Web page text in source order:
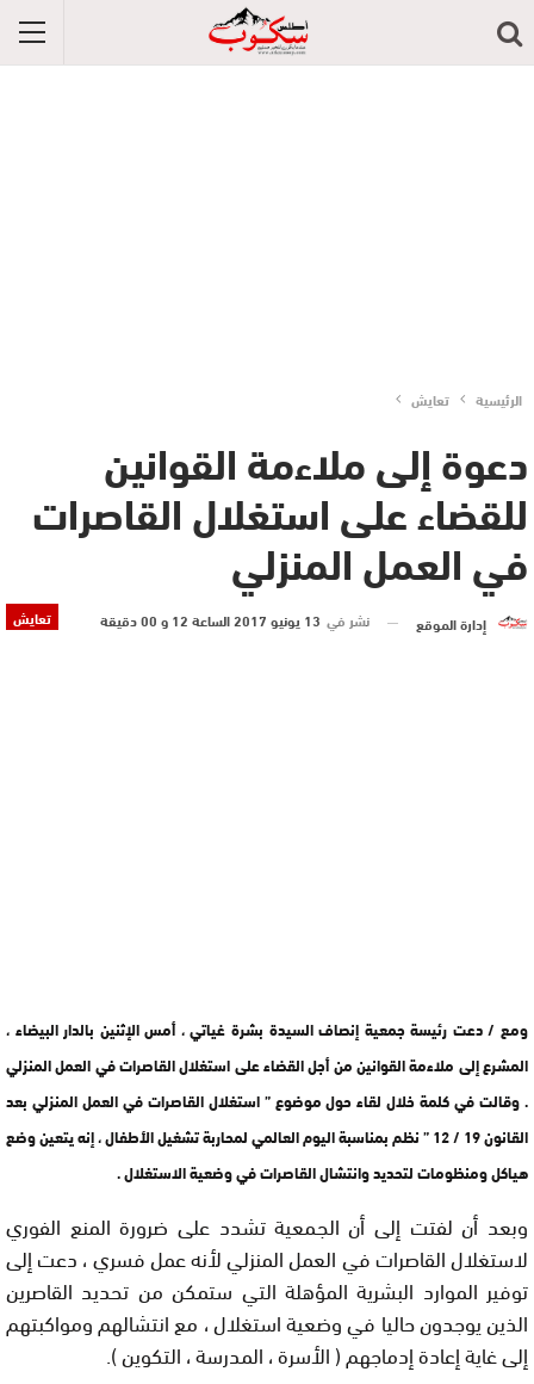
الرئيسية تعايش
دعوة إلى ملاءمة القوانين
للقضاء على استغلال القاصرات
في العمل المنزلي
تعايش إدارة الموقع نشر في 13 يونيو 2017 الساعة 12 و 00 دقيقة
ومع / دعت رئيسة جمعية إنصاف السيدة بشرة غياتي ، أمس الإثنين بالدار البيضاء ،
المشرع إلى ملاءمة القوانين من أجل القضاء على استغلال القاصرات في العمل المنزلي
. وقالت في كلمة خلال لقاء حول موضوع ” استغلال القاصرات في العمل المنزلي بعد
القانون 19 / 12 ” نظم بمناسبة اليوم العالمي لمحاربة تشغيل الأطفال ، إنه يتعين وضع
هياكل ومنظومات لتحديد وانتشال القاصرات في وضعية الاستغلال .
وبعد أن لفتت إلى أن الجمعية تشدد على ضرورة المنع الفوري
لاستغلال القاصرات في العمل المنزلي لأنه عمل فسري ، دعت إلى
توفير الموارد البشرية المؤهلة التي ستمكن من تحديد القاصرين
الذين يوجدون حاليا في وضعية استغلال ، مع انتشالهم ومواكبتهم
إلى غاية إعادة إدماجهم ( الأسرة ، المدرسة ، التكوين ).